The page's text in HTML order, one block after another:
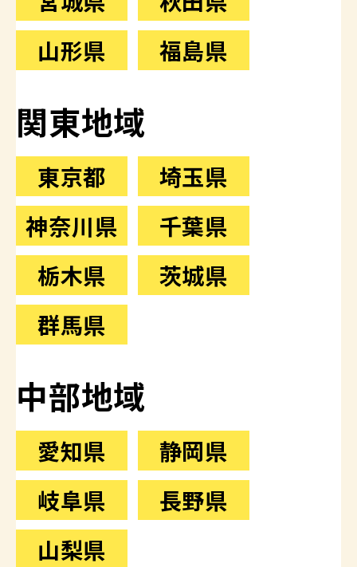
山形県
福島県
関東地域
東京都
埼玉県
神奈川県
千葉県
栃木県
茨城県
群馬県
中部地域
愛知県
静岡県
岐阜県
長野県
山梨県